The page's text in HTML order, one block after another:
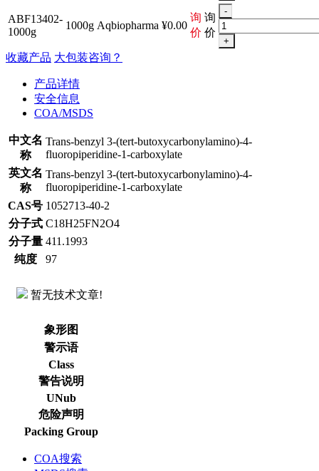
ABF13402-
1000g
1000g Aqbiopharma ¥0.00
询
价
询
价
-
+
收藏产品 大包装咨询？
产品详情
安全信息
COA/MSDS
中文名
称
Trans-benzyl 3-(tert-butoxycarbonylamino)-4-
fluoropiperidine-1-carboxylate
英文名
称
Trans-benzyl 3-(tert-butoxycarbonylamino)-4-
fluoropiperidine-1-carboxylate
CAS号 1052713-40-2
分子式 C18H25FN2O4
分子量 411.1993
纯度
97
暂无技术文章!
象形图
警示语
Class
警告说明
UNub
危险声明
Packing Group
COA搜索